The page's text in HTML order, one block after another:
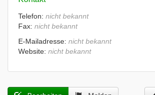
Telefon: nicht bekannt
Fax: nicht bekannt
E-Mailadresse: nicht bekannt
Website: nicht bekannt